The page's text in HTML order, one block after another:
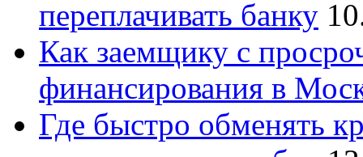
переплачивать банку
Как заемщику с
финансирования в
Где быстро обменять